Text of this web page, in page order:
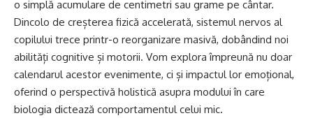
o simplă acumulare de centimetri sau grame pe cântar.
Dincolo de creșterea fizică accelerată, sistemul nervos al
copilului trece printr-o reorganizare masivă, dobândind noi
abilități cognitive și motorii. Vom explora împreună nu doar
calendarul acestor evenimente, ci și impactul lor emoțional,
oferind o perspectivă holistică asupra modului în care
biologia dictează comportamentul celui mic.